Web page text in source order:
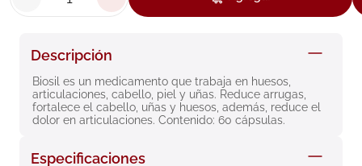
Descripción
Biosil es un medicamento que trabaja en huesos,
articulaciones, cabello, piel y uñas. Reduce arrugas,
fortalece el cabello, uñas y huesos, además, reduce el
dolor en articulaciones. Contenido: 60 cápsulas.
Especificaciones
7. isdin
8. roche posay
9. megacistin